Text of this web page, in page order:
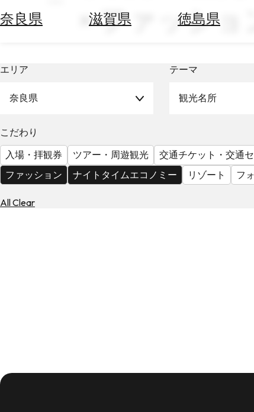
奈良県 滋賀県 徳島県
べ
る
天
気
を
見
× ファッシ
エリア
奈良県
テーマ
観光名所
こだわり
入場・拝観券
ツアー・周遊観光 交通チケット・交通
ファッション
ナイトタイムエコノミー リゾート フ
All Clear